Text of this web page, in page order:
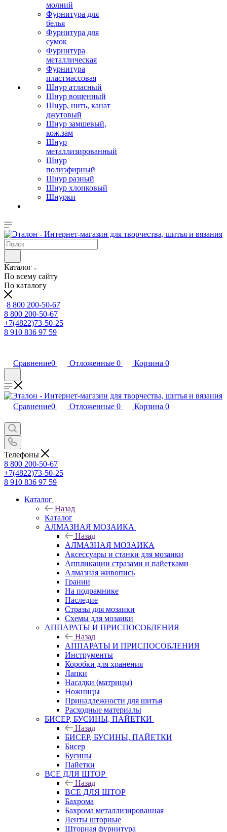
молний
Фурнитура для
белья
Фурнитура для
сумок
Фурнитура
металлическая
Фурнитура
пластмассовая
Шнур атласный
Шнур вощенный
Шнур, нить, канат
джутовый
Шнур замшевый,
кож.зам
Шнур
металлизированный
Шнур
полиэфирный
Шнур разный
Шнур хлопковый
Шнурки
Каталог
По всему сайту
По каталогу
8 800 200-50-67
8 800 200-50-67
+7(4822)73-50-25
8 910 836 97 59
Сравнение0 Отложенные 0 Корзина 0
Сравнение0 Отложенные 0 Корзина 0
Телефоны
8 800 200-50-67
+7(4822)73-50-25
8 910 836 97 59
Каталог
Назад
Каталог
АЛМАЗНАЯ МОЗАИКА
Назад
АЛМАЗНАЯ МОЗАИКА
Аксессуары и станки для мозаики
Аппликации стразами и пайетками
Алмазная живопись
Гранни
На подрамнике
Наследие
Стразы для мозаики
Схемы для мозаики
АППАРАТЫ И ПРИСПОСОБЛЕНИЯ
Назад
АППАРАТЫ И ПРИСПОСОБЛЕНИЯ
Инструменты
Коробки для хранения
Лапки
Насадки (матрицы)
Ножницы
Принадлежности для шитья
Расходные материалы
БИСЕР, БУСИНЫ, ПАЙЕТКИ
Назад
БИСЕР, БУСИНЫ, ПАЙЕТКИ
Бисер
Бусины
Пайетки
ВСЕ ДЛЯ ШТОР
Назад
ВСЕ ДЛЯ ШТОР
Бахрома
Бахрома металлизированная
Ленты шторные
Шторная фурнитура